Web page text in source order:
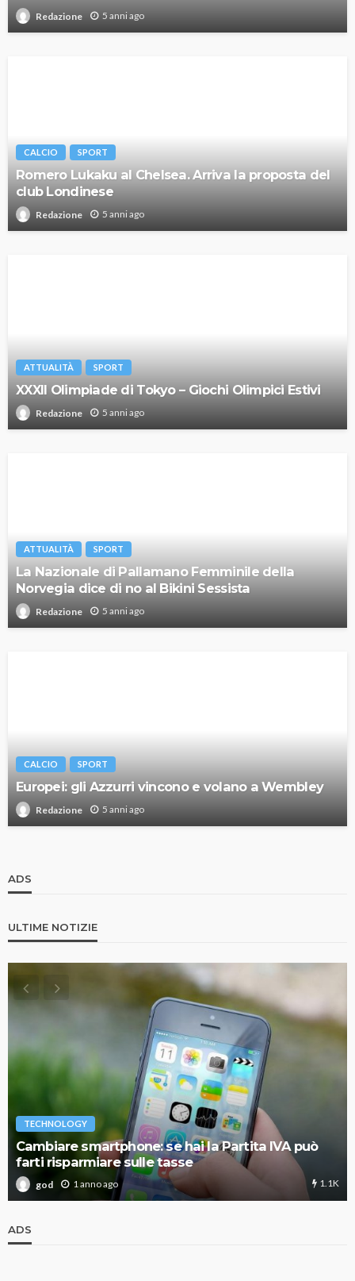
Redazione 5 anni ago
CALCIO SPORT
Romero Lukaku al Chelsea. Arriva la proposta del
club Londinese
Redazione 5 anni ago
ATTUALITÀ SPORT
XXXII Olimpiade di Tokyo – Giochi Olimpici Estivi
Redazione 5 anni ago
ATTUALITÀ SPORT
La Nazionale di Pallamano Femminile della
Norvegia dice di no al Bikini Sessista
Redazione 5 anni ago
CALCIO SPORT
Europei: gli Azzurri vincono e volano a Wembley
Redazione 5 anni ago
ADS
ULTIME NOTIZIE
TECHNOLOGY
Cambiare smartphone: se hai la Partita IVA può
farti risparmiare sulle tasse
god 1 anno ago 1.1K
ADS